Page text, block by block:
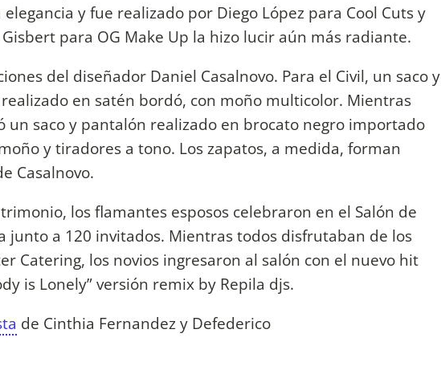
y fue realizado por Diego López para Cool Cuts y
para OG Make Up la hizo lucir aún más radiante.
del diseñador Daniel Casalnovo. Para el Civil, un saco y
en satén bordó, con moño multicolor. Mientras
un saco y pantalón realizado en brocato negro importado
y tiradores a tono. Los zapatos, a medida, forman
Casalnovo.
los flamantes esposos celebraron en el Salón de
junto a 120 invitados. Mientras todos disfrutaban de los
Catering, los novios ingresaron al salón con el nuevo hit
is Lonely” versión remix by Repila djs.
de Cinthia Fernandez y Defederico